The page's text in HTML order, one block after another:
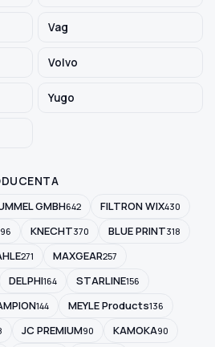
Vag
Volvo
Yugo
GMBH642 FILTRON WIX430
KNECHT370 BLUE PRINT318
271 MAXGEAR257
DELPHI164 STARLINE156
144 MEYLE Products136
JC PREMIUM90 KAMOKA90